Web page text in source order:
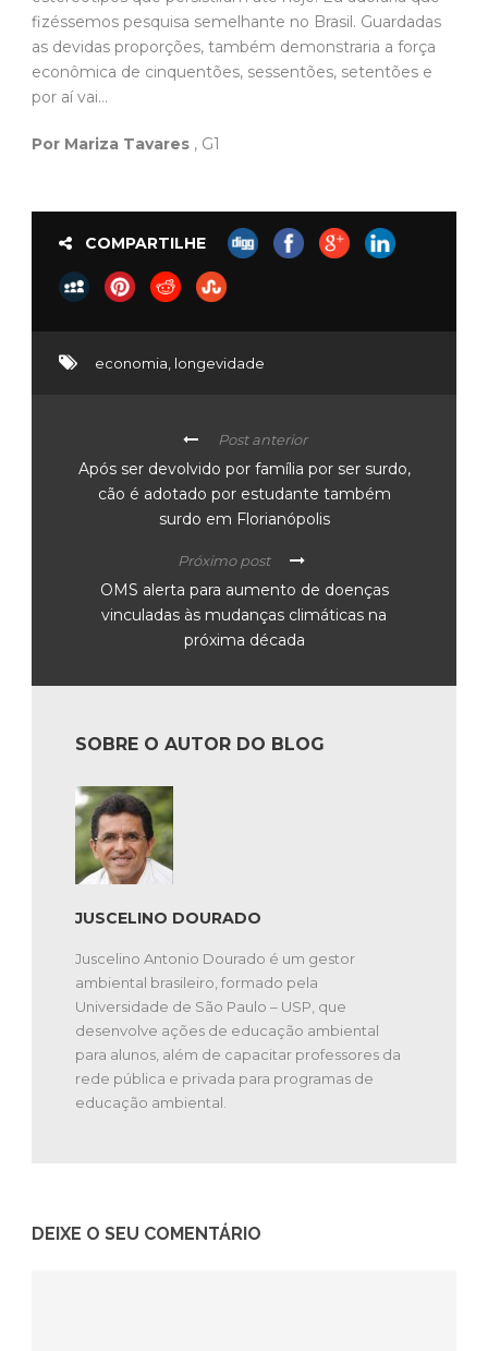
fizéssemos pesquisa semelhante no Brasil. Guardadas
as devidas proporções, também demonstraria a força
econômica de cinquentões, sessentões, setentões e
por aí vai…
Por Mariza Tavares , G1
COMPARTILHE
economia, longevidade
Post anterior
Após ser devolvido por família por ser surdo,
cão é adotado por estudante também
surdo em Florianópolis
Próximo post
OMS alerta para aumento de doenças
vinculadas às mudanças climáticas na
próxima década
SOBRE O AUTOR DO BLOG
JUSCELINO DOURADO
Juscelino Antonio Dourado é um gestor
ambiental brasileiro, formado pela
Universidade de São Paulo – USP, que
desenvolve ações de educação ambiental
para alunos, além de capacitar professores da
rede pública e privada para programas de
educação ambiental.
DEIXE O SEU COMENTÁRIO